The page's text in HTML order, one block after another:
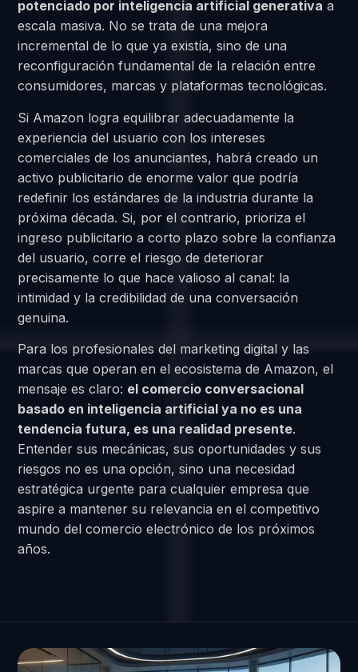
potenciado por inteligencia artificial generativa a
escala masiva. No se trata de una mejora
incremental de lo que ya existía, sino de una
reconfiguración fundamental de la relación entre
consumidores, marcas y plataformas tecnológicas.
Si Amazon logra equilibrar adecuadamente la
experiencia del usuario con los intereses
comerciales de los anunciantes, habrá creado un
activo publicitario de enorme valor que podría
redefinir los estándares de la industria durante la
próxima década. Si, por el contrario, prioriza el
ingreso publicitario a corto plazo sobre la confianza
del usuario, corre el riesgo de deteriorar
precisamente lo que hace valioso al canal: la
intimidad y la credibilidad de una conversación
genuina.
Para los profesionales del marketing digital y las
marcas que operan en el ecosistema de Amazon, el
mensaje es claro: el comercio conversacional
basado en inteligencia artificial ya no es una
tendencia futura, es una realidad presente.
Entender sus mecánicas, sus oportunidades y sus
riesgos no es una opción, sino una necesidad
estratégica urgente para cualquier empresa que
aspire a mantener su relevancia en el competitivo
mundo del comercio electrónico de los próximos
años.